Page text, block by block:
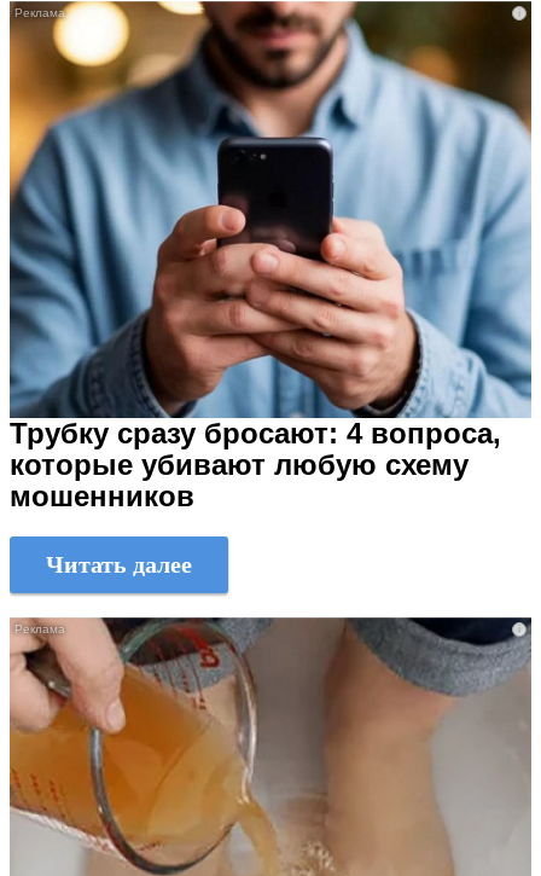
i
Трубку сразу бросают: 4 вопроса,
которые убивают любую схему
мошенников
Читать далее
i